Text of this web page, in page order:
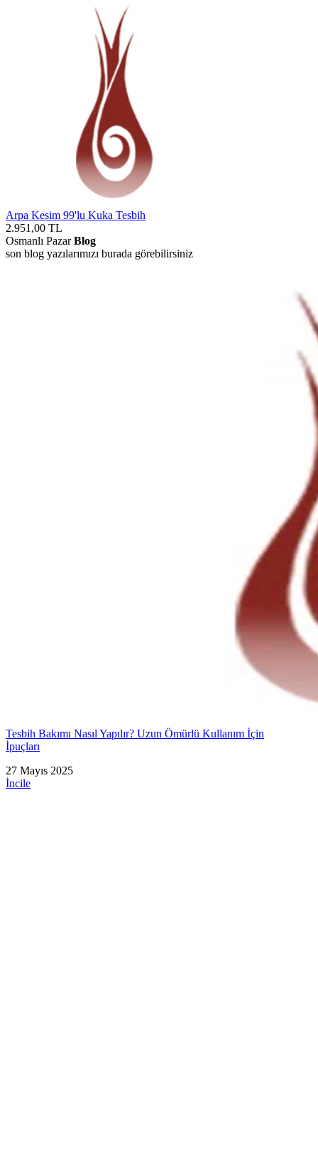
Arpa Kesim 99'lu Kuka Tesbih
2.951,00 TL
Osmanlı PazarBlog
son blog yazılarımızı burada görebilirsiniz
Tesbih Bakımı Nasıl Yapılır? Uzun Ömürlü Kullanım İçin
İpuçları
27 Mayıs 2025
İncile